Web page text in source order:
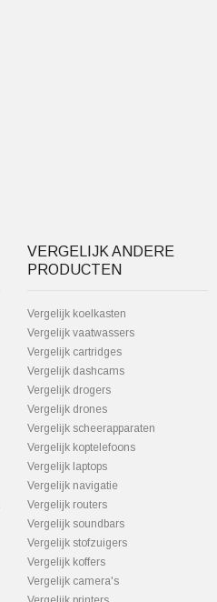
VERGELIJK ANDERE
PRODUCTEN
Vergelijk koelkasten
Vergelijk vaatwassers
Vergelijk cartridges
Vergelijk dashcams
Vergelijk drogers
Vergelijk drones
Vergelijk scheerapparaten
Vergelijk koptelefoons
Vergelijk laptops
Vergelijk navigatie
Vergelijk routers
Vergelijk soundbars
Vergelijk stofzuigers
Vergelijk koffers
Vergelijk camera's